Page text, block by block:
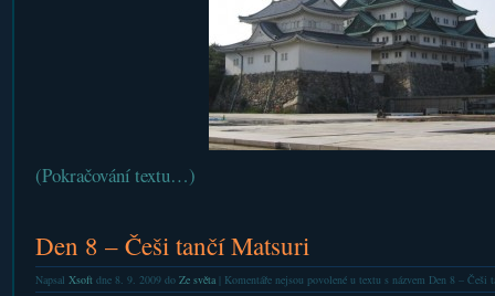
(Pokračování textu…)
Den 8 – Češi tančí Matsuri
Napsal Xsoftdne 8. 9. 2009 do Ze světa| Komentáře nejsou povolenéu textu s názvem Den 8 – Češi